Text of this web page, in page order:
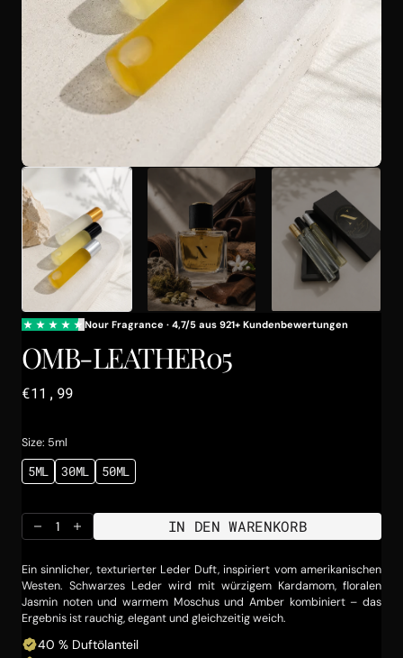
OMB-LEATHER05
Regulärer
€11,99
Size: 5ml
5MLVARIANTE
AUSVERKAUFT
NICHT
VERFÜGBAR
30MLVARIANTE
AUSVERKAUFT
NICHT
VERFÜGBAR
50MLVARIANTE
AUSVERKAUFT
NICHT
VERFÜGBAR
Menge
omb-
leather05
verringern
Menge
omb-
leather05
erhöhen
IN DEN WARENKORB
Ein sinnlicher, texturierter Leder Duft, inspiriert vom amerikanischen
Westen. Schwarzes Leder wird mit würzigem Kardamom, floralen
Jasmin noten und warmem Moschus und Amber kombiniert – das
Ergebnis ist rauchig, elegant und gleichzeitig weich.
Galerieansicht
öffnen